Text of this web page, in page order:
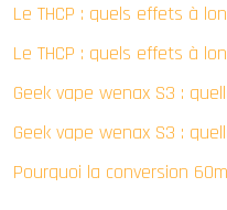
Le THCP : quels effets à
Le THCP : quels effets à
Geek vape wenax S3 :
Geek vape wenax S3 :
Pourquoi la conversion